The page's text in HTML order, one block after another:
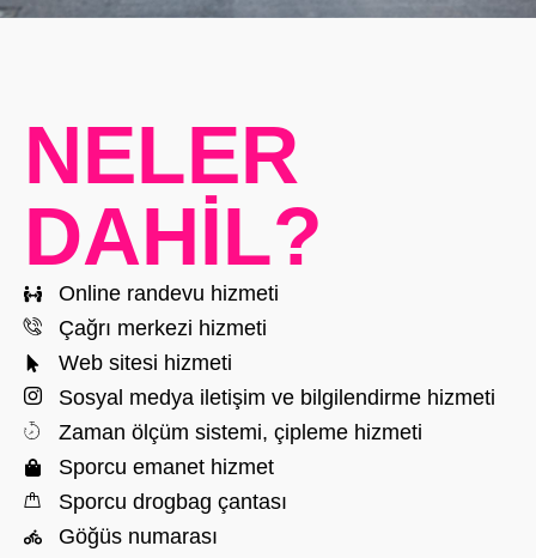
NELER
DAHİL?
Online randevu hizmeti
Çağrı merkezi hizmeti
Web sitesi hizmeti
Sosyal medya iletişim ve bilgilendirme hizmeti
Zaman ölçüm sistemi, çipleme hizmeti
Sporcu emanet hizmet
Sporcu drogbag çantası
Göğüs numarası